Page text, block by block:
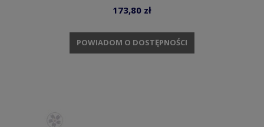
173,80 zł
POWIADOM O DOSTĘPNOŚCI